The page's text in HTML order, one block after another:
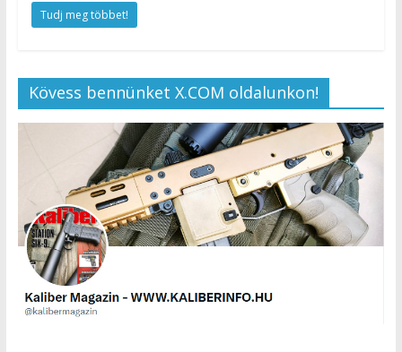
Tudj meg többet!
Kövess bennünket X.COM oldalunkon!